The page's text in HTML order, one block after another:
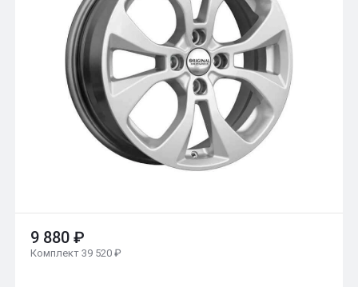
9 880 ₽
Комплект 39 520 ₽